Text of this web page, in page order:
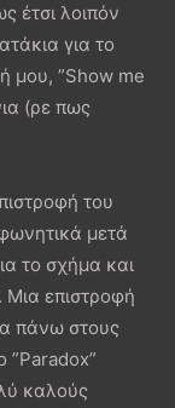
έτσι λοιπόν
για το
μου, ”Show me
(ρε πως
του
μετά
το σχήμα και
Μια επιστροφή
πάνω στους
”Paradox”
καλούς